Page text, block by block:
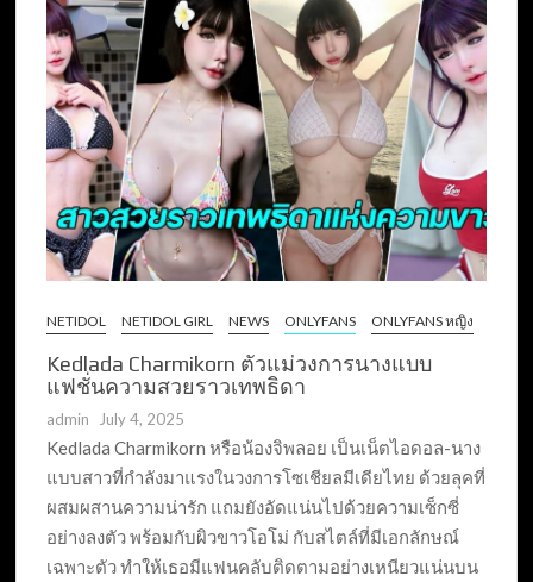
NETIDOL NETIDOL GIRL NEWS ONLYFANS ONLYFANS หญิง
Kedlada Charmikorn ตัวแม่วงการนางแบบ
แฟชั่นความสวยราวเทพธิดา
admin July 4, 2025
Kedlada Charmikorn หรือน้องจิพลอย เป็นเน็ตไอดอล-นาง
แบบสาวที่กำลังมาแรงในวงการโซเชียลมีเดียไทย ด้วยลุคที่
ผสมผสานความน่ารัก แถมยังอัดแน่นไปด้วยความเซ็กซี่
อย่างลงตัว พร้อมกับผิวขาวโอโม่ กับสไตล์ที่มีเอกลักษณ์
เฉพาะตัว ทำให้เธอมีแฟนคลับติดตามอย่างเหนียวแน่นบน